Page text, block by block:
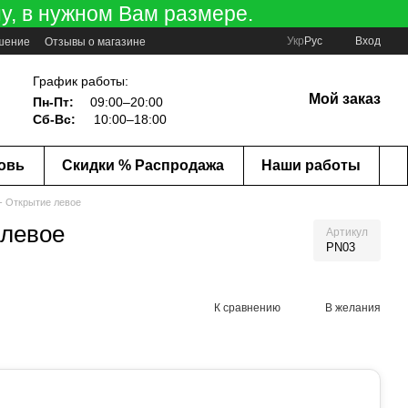
в нужном Вам размере.
Отзывы о магазине Укр Рус Вход
График работы:
Пн-Пт:
09:00–20:00
Сб-Вс:
10:00–18:00
Мой заказ
Скидки % Распродажа Наши работы
Открытие левое
Артикул
PN03
К сравнению В желания